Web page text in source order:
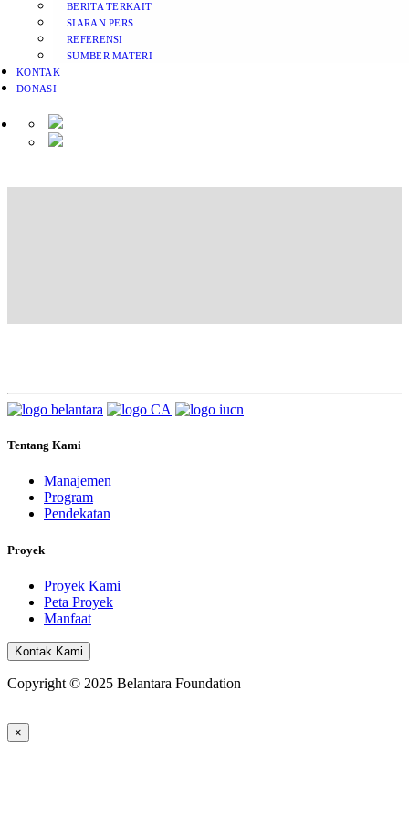
BERITA TERKAIT
SIARAN PERS
REFERENSI
SUMBER MATERI
KONTAK
DONASI
Tentang Kami
Manajemen
Program
Pendekatan
Proyek
Proyek Kami
Peta Proyek
Manfaat
Kontak Kami
Copyright © 2025 Belantara Foundation
×